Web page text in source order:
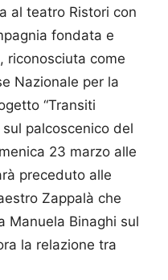
al teatro Ristori con
fondata e
riconosciuta come
Nazionale per la
“Transiti
palcoscenico del
23 marzo alle
preceduto alle
Zappalà che
Manuela Binaghi sul
la relazione tra